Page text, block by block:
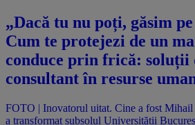
„Dacă tu nu poți, găsim
Cum te protejezi de un
conduce prin frică: soluții
consultant în resurse
FOTO | Inovatorul uitat. Cine a fost
a transformat subsolul Universității